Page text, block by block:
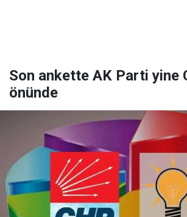
Son ankette AK Parti yine
önünde